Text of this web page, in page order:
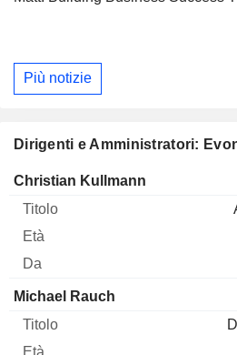
Più notizie
Dirigenti e Amministratori:
Manager Titolo Età
Christian Kullmann
Michael Rauch